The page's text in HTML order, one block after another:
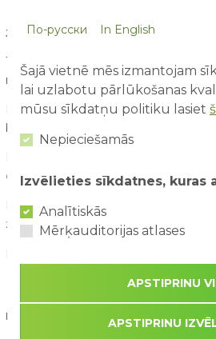
JAUNĀKIE RAKSTI
10 lietas, ko bērni pamana atrakciju
nepamana
Pirmā reize atrakciju parkā – ko
bērniem?
02/08/2026
Kā saorganizēt perfektu ģimenes
29/07/2026
RAKSTU ARHĪVS
По-русски In English
Šajā vietnē mēs izmantojam
lai uzlabotu pārlūkošanas
mūsu sīkdatņu politiku lasiet
Nepieciešamās
Izvēlieties sīkdatnes, kuras
Analītiskās
Mērķauditorijas atlases
APSTIPRINU
APSTIPRINU